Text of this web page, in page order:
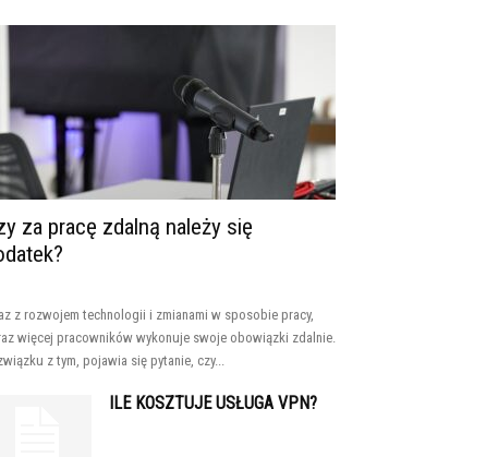
za pracę zdalną należy się
z rozwojem technologii i zmianami w sposobie pracy,
więcej pracowników wykonuje swoje obowiązki zdalnie.
z tym, pojawia się pytanie, czy...
ILE KOSZTUJE USŁUGA VPN?